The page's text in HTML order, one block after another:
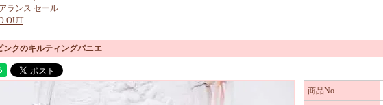
ランス セール
OUT
ンクのキルティングパニエ
商品No.